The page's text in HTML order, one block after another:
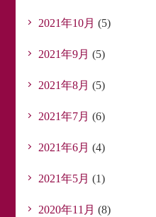
2021年10月 (5)
2021年9月 (5)
2021年8月 (5)
2021年7月 (6)
2021年6月 (4)
2021年5月 (1)
2020年11月 (8)